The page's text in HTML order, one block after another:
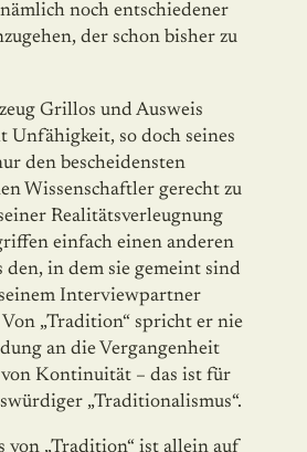
noch entschiedener
der schon bisher zu
Grillos und Ausweis
Unfähigkeit, so doch seines
den bescheidensten
Wissenschaftler gerecht zu
Realitätsverleugnung
einfach einen anderen
den, in dem sie gemeint sind
Interviewpartner
„Tradition“ spricht er nie
an die Vergangenheit
Kontinuität – das ist für
„Traditionalismus“.
von „Tradition“ ist allein auf